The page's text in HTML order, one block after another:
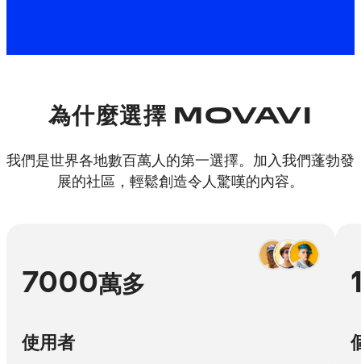
為什麼選擇 MOVAVI
我們是世界各地數百萬人的第一選擇。加入我們蓬勃發
展的社區，輕鬆創造令人驚嘆的內容。
7000萬多
使用者